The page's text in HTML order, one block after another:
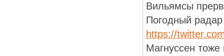
Вильямсы
Погодный
https://
Магнуссен